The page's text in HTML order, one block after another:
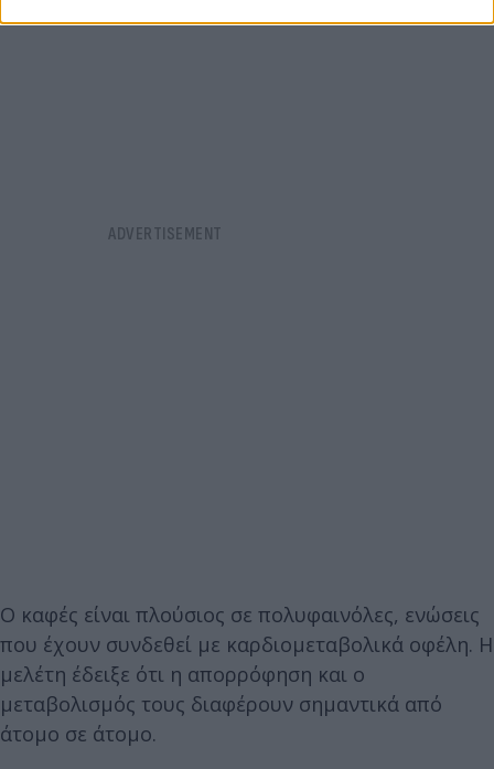
Ο καφές είναι πλούσιος σε πολυφαινόλες, ενώσεις
που έχουν συνδεθεί με καρδιομεταβολικά οφέλη. Η
μελέτη έδειξε ότι η απορρόφηση και ο
μεταβολισμός τους διαφέρουν σημαντικά από
άτομο σε άτομο.